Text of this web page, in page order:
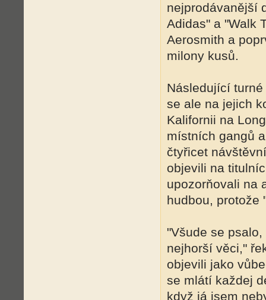
nejprodávanější
Adidas" a "Walk
Aerosmith a
milony kusů.
Následující
se ale na jejich
Kalifornii na
místních gangů
čtyřicet
objevili na
upozorňovali na
hudbou, protože
"Všude se
nejhorší věci,"
objevili jako
se mlátí každej
když já jsem